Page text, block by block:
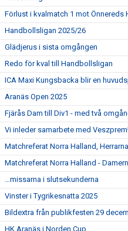
Förlust i kvalmatch 1 mot Önnereds
Handbollsligan 2025/26
Glädjerus i sista omgången
Redo för kval till Handbollsligan
ICA Maxi Kungsbacka blir en
Aranäs Open 2025
Fjärås Dam till Div1 - med två
Vi inleder samarbete med
Matchreferat Norra Halland,
Matchreferat Norra Halland -
…missarna i slutsekunderna
Vinster i Tygrikesnatta 2025
Bildextra från publikfesten 29
HK Aranäs i Norden Cup